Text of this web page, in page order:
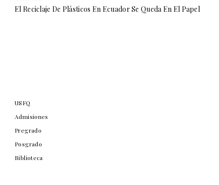
El Reciclaje De Plásticos En Ecuador Se Queda En El Papel
USFQ
Admisiones
Pregrado
Posgrado
Biblioteca